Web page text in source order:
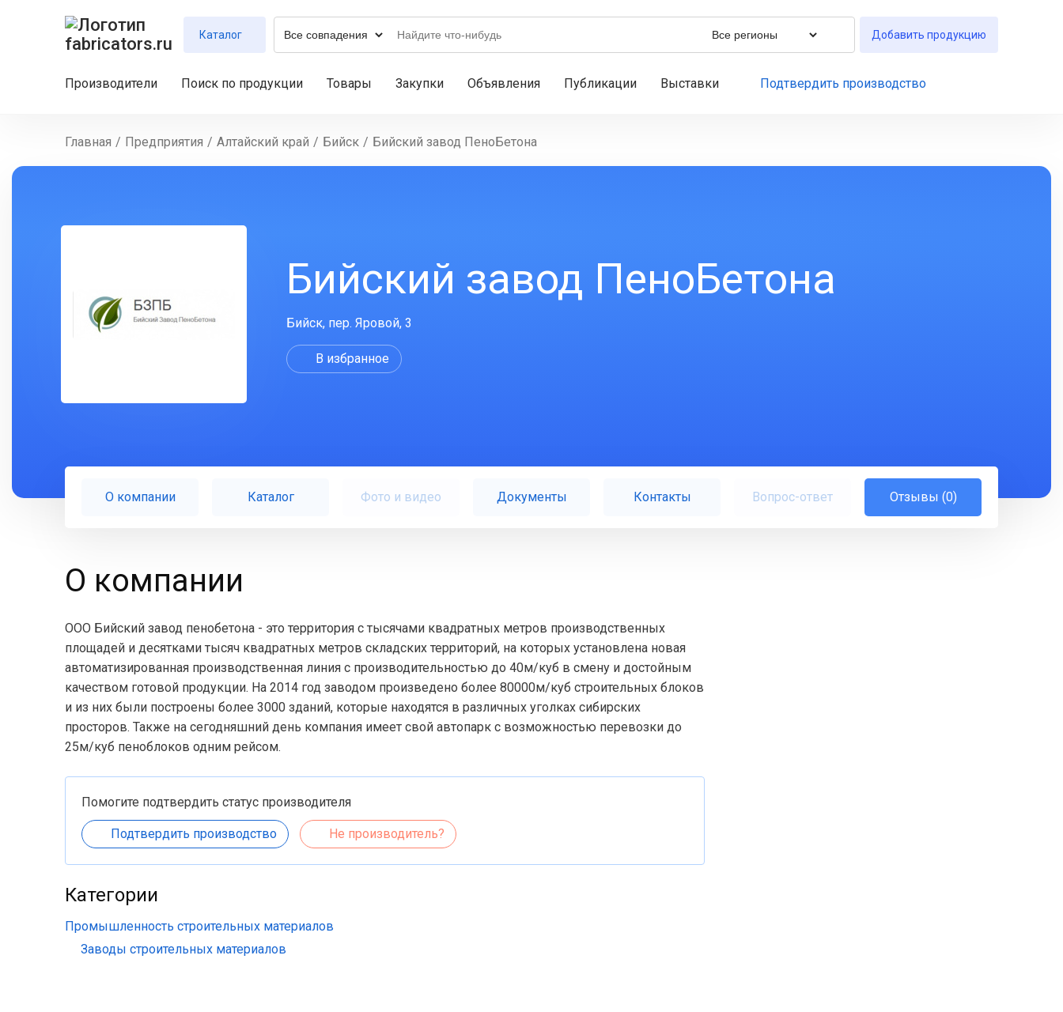
Каталог Добавить продукцию
Производители Поиск по продукции Товары Закупки Объявления Публикации Выставки Подтвердить производство
Главная / Предприятия / Алтайский край / Бийск / Бийский завод ПеноБетона
Бийский завод ПеноБетона
Бийск, пер. Яровой, 3
В избранное
О компании Каталог Фото и видео Документы Контакты Вопрос-ответ Отзывы (0)
О компании
ООО Бийский завод пенобетона - это территория с тысячами квадратных метров производственных
площадей и десятками тысяч квадратных метров складских территорий, на которых установлена новая
автоматизированная производственная линия с производительностью до 40м/куб в смену и достойным
качеством готовой продукции. На 2014 год заводом произведено более 80000м/куб строительных блоков
и из них были построены более 3000 зданий, которые находятся в различных уголках сибирских
просторов. Также на сегодняшний день компания имеет свой автопарк с возможностью перевозки до
25м/куб пеноблоков одним рейсом.
Помогите подтвердить статус производителя
Подтвердить производство Не производитель?
Категории
Промышленность строительных материалов
Заводы строительных материалов